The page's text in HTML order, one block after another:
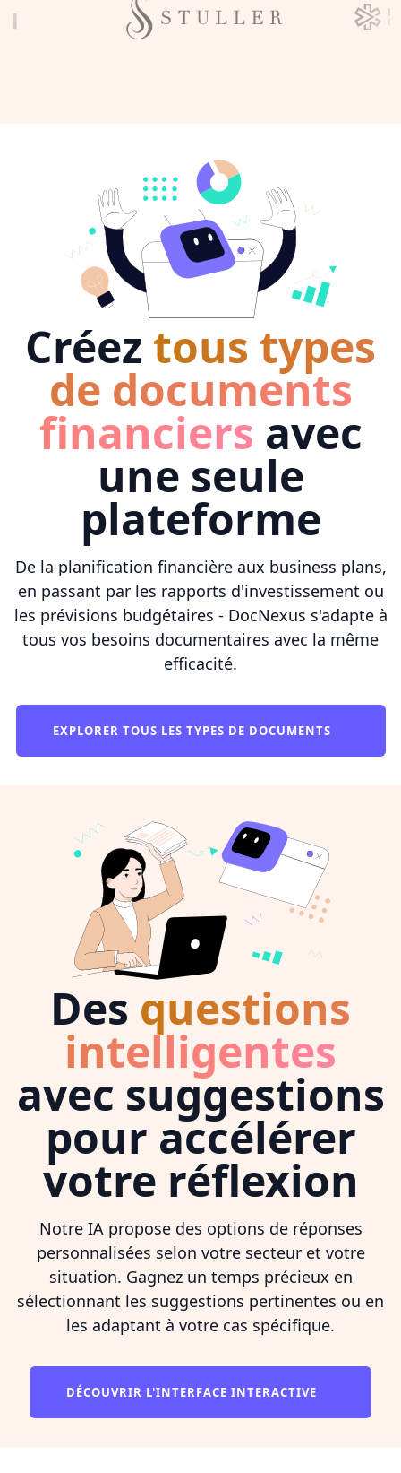
Créez tous types
de documents
financiers avec
une seule
plateforme
De la planification financière aux business plans,
en passant par les rapports d'investissement ou
les prévisions budgétaires - DocNexus s'adapte à
tous vos besoins documentaires avec la même
efficacité.
EXPLORER TOUS LES TYPES DE DOCUMENTS
Des questions
intelligentes
avec suggestions
pour accélérer
votre réflexion
Notre IA propose des options de réponses
personnalisées selon votre secteur et votre
situation. Gagnez un temps précieux en
sélectionnant les suggestions pertinentes ou en
les adaptant à votre cas spécifique.
DÉCOUVRIR L'INTERFACE INTERACTIVE